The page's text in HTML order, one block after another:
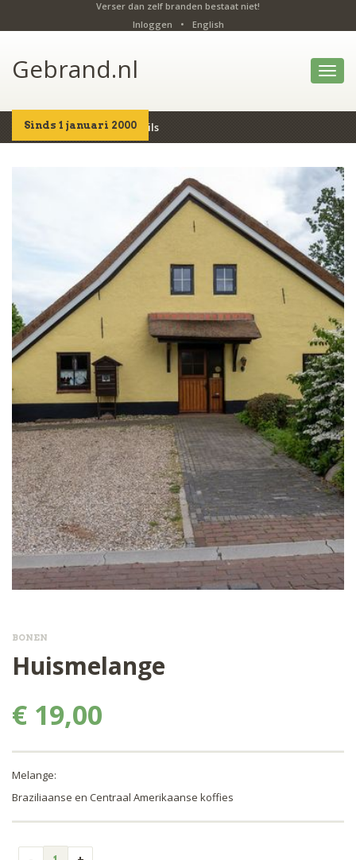
Verser dan zelf branden bestaat niet!
Inloggen
• English
Gebrand.nl
Sinds 1 januari 2000
Home Producten Details
BONEN
Huismelange
€ 19,00
Melange:
Braziliaanse en Centraal Amerikaanse koffies